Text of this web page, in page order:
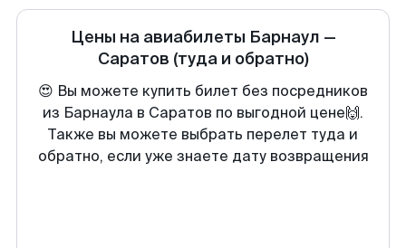
Цены на авиабилеты Барнаул —
Саратов (туда и обратно)
😍 Вы можете купить билет без посредников
из Барнаула в Саратов по выгодной цене🙌.
Также вы можете выбрать перелет туда и
обратно, если уже знаете дату возвращения